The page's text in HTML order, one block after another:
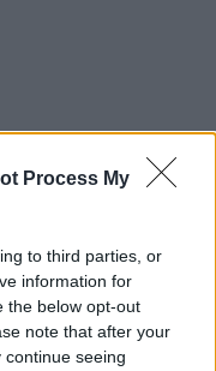
Process My
to third parties, or
information for
the below opt-out
note that after your
seeing